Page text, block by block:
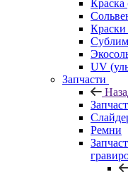
Краска
UV
Запчасти
Ремни